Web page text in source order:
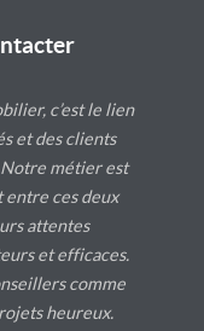
c’est le lien
et des clients
métier est
ces deux
attentes
et efficaces.
comme
heureux.